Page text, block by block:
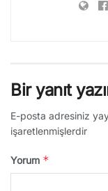
Bir yanıt
E-posta adresiniz
işaretlenmişlerdir
Yorum *